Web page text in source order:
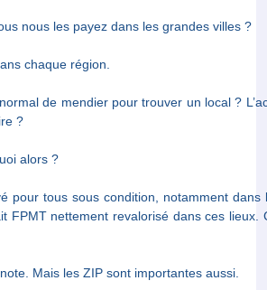
nous les payez dans les grandes villes ?
chaque région.
de mendier pour trouver un local ?
alors ?
pour tous sous condition, notamment dans
nettement revalorisé dans ces lieux.
Mais les ZIP sont importantes aussi.